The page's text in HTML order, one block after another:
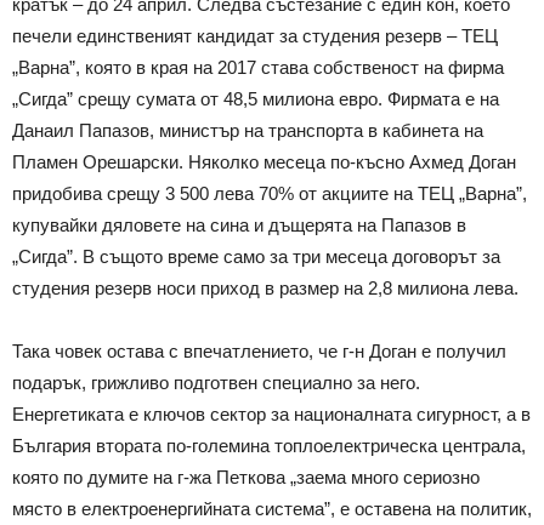
печели единственият кандидат за студения резерв – ТЕЦ
„Варна”, която в края на 2017 става собственост на фирма
„Сигда” срещу сумата от 48,5 милиона евро. Фирмата е на
Данаил Папазов, министър на транспорта в кабинета на
Пламен Орешарски. Няколко месеца по-късно Ахмед Доган
придобива срещу 3 500 лева 70% от акциите на ТЕЦ „Варна”,
купувайки дяловете на сина и дъщерята на Папазов в
„Сигда”. В същото време само за три месеца договорът за
студения резерв носи приход в размер на 2,8 милиона лева.
Така човек остава с впечатлението, че г-н Доган е получил
подарък, грижливо подготвен специално за него.
Енергетиката е ключов сектор за националната сигурност, а в
България втората по-големина топлоелектрическа централа,
която по думите на г-жа Петкова „заема много сериозно
място в електроенергийната система”, е оставена на политик,